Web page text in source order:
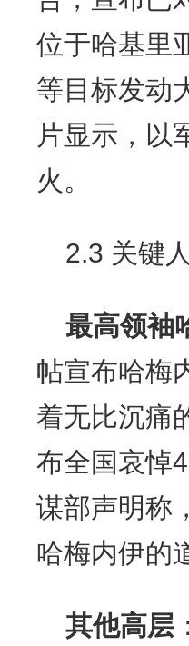
位于哈基里
等目标发动
片显示，以
火。
2.3 关键
最高领袖
帖宣布哈梅
着无比沉痛
布全国哀悼
谋部声明称
哈梅内伊的
其他高层